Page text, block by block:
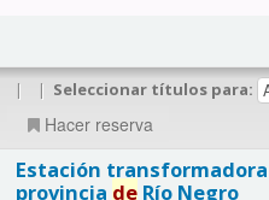
| | Seleccionar títulos para:
Hacer reserva
Estación
provincia deRío Negro